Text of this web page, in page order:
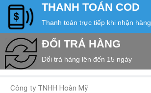
THANH TOÁN COD
Thanh toán trực tiếp khi nhận hàng
ĐỔI TRẢ HÀNG
Đổi trả hàng lên đến 15 ngày
Công ty TNHH Hoàn Mỹ